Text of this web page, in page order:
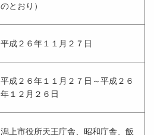
のとおり）
平成２６年１１月２７日
平成２６年１１月２７日～平成２６
年１２月２６日
潟上市役所天王庁舎、昭和庁舎、飯